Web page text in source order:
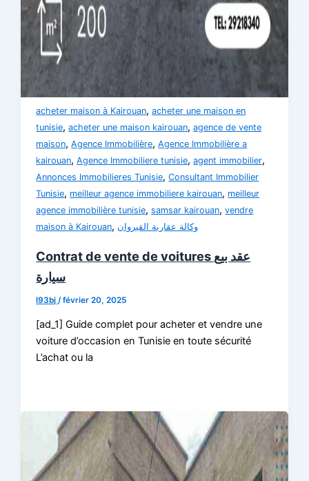
acheter maison à Kairouan,acheter une maison en
tunisie,acheter une maison kairouan,agence de vente
maison,Agence Immobilière,Agence Immobilière a
kairouan,Agence Immobiliere tunisie,agent immobilier,
Annonces Immobilieres Tunisie,Consultant Immobilier
Tunisie, meilleur agence immobiliere kairouan, meilleur
agence immobilière tunisie,samsar kairouan,vendre
maison à Kairouan, وكالة عقارية القيروان
Contrat de vente de voitures عقد بيع
سيارة
l93bj /février 20, 2025
[ad_1] Guide complet pour acheter et vendre une
voiture d’occasion en Tunisie en toute sécurité
L’achat ou la